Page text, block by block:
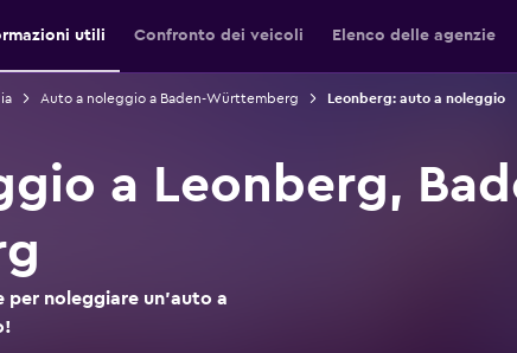
utili Confronto dei veicoli Elenco delle agenzie
Auto a noleggio a Baden-Württemberg Leonberg: auto a noleggio
a Leonberg,
per noleggiare un'auto a